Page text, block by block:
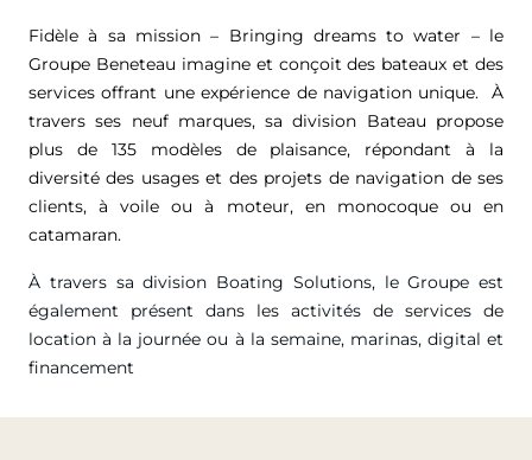
Fidèle à sa mission – Bringing dreams to water – le
Groupe Beneteau imagine et conçoit des bateaux et des
services offrant une expérience de navigation unique. À
travers ses neuf marques, sa division Bateau propose
plus de 135 modèles de plaisance, répondant à la
diversité des usages et des projets de navigation de ses
clients, à voile ou à moteur, en monocoque ou en
catamaran.
À travers sa division Boating Solutions, le Groupe est
également présent dans les activités de services de
location à la journée ou à la semaine, marinas, digital et
financement